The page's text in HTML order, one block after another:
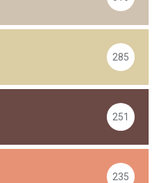
285
251
235